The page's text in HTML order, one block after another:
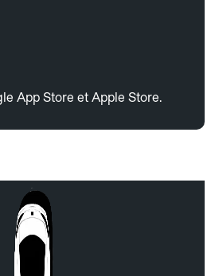
App Store et Apple Store.